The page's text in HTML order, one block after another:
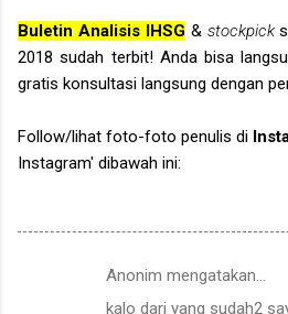
Buletin Analisis IHSG & stockpick
2018 sudah terbit! Anda bisa
gratis konsultasi langsung dengan
Follow/lihat foto-foto penulis di
Instagram' dibawah ini:
Anonim mengatakan…
kalo dari yang sudah2